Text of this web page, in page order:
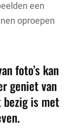
een
oproepen
foto’s kan
geniet van
is met